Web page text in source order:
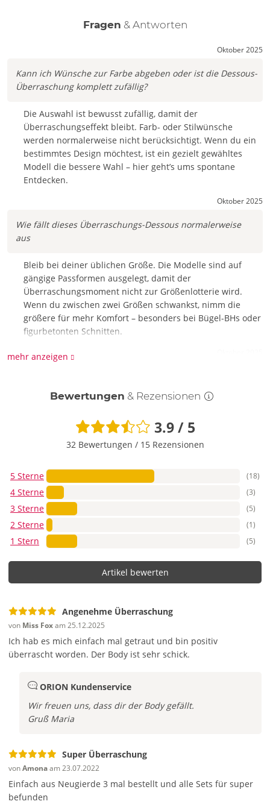
Fragen & Antworten
Oktober 2025
Kann ich Wünsche zur Farbe abgeben oder ist die Dessous-
Überraschung komplett zufällig?
Die Auswahl ist bewusst zufällig, damit der
Überraschungseffekt bleibt. Farb- oder Stilwünsche
werden normalerweise nicht berücksichtigt. Wenn du ein
bestimmtes Design möchtest, ist ein gezielt gewähltes
Modell die bessere Wahl – hier geht’s ums spontane
Entdecken.
Oktober 2025
Wie fällt dieses Überraschungs-Dessous normalerweise
aus
Bleib bei deiner üblichen Größe. Die Modelle sind auf
gängige Passformen ausgelegt, damit der
Überraschungsmoment nicht zur Größenlotterie wird.
Wenn du zwischen zwei Größen schwankst, nimm die
größere für mehr Komfort – besonders bei Bügel-BHs oder
figurbetonten Schnitten.
einer stilvollen Auswahl, mal ein Set, mal ein einzelnes
Highlight. Der Clou: Überraschungskick und Lust auf
Zufall – macht richtig Spaß beim Auspacken.
Oktober 2025
Wie wähle ich die richtige Größe wenn ich zwischen zwei
Größen liege?
oder kurvigen Hüften eher die größere nehmen, für
bequem als zupfend.
Wie ist die Qualität bei dieser Dessous Überraschung –
Die Auswahl ist meist ein Mix aus alltagstauglich bis
verführerisch. Spitzendetails, angenehme Stoffe und
solide Verarbeitung sind Standard. Du kannst mit einem
Wie funktioniert die Dessous-Überraschung genau? Wähle
ich meine Größe und bekomme dann ein zufälliges Set?
mehr anzeigen
Bewertungen & Rezensionen
3.9 / 5
32 Bewertungen / 15 Rezensionen
5 Sterne (18)
4 Sterne (3)
3 Sterne (5)
2 Sterne (1)
1 Stern (5)
Artikel bewerten
Angenehme Überraschung
von Miss Foxam 25.12.2025
Ich hab es mich einfach mal getraut und bin positiv
überrascht worden. Der Body ist sehr schick.
ORION Kundenservice
Wir freuen uns, dass dir der Body gefällt.
Gruß Maria
Super Überraschung
vonAmonaam 23.07.2022
Einfach aus Neugierde 3 mal bestellt und alle Sets für super
befunden